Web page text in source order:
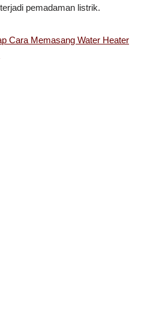
pemadaman listrik.
Cara Memasang Water Heater